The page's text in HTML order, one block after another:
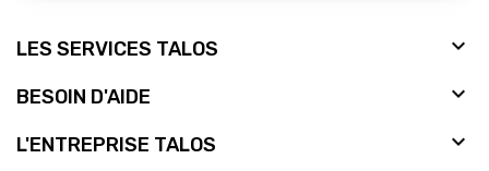
LES SERVICES TALOS 
BESOIN D'AIDE 
L'ENTREPRISE TALOS 